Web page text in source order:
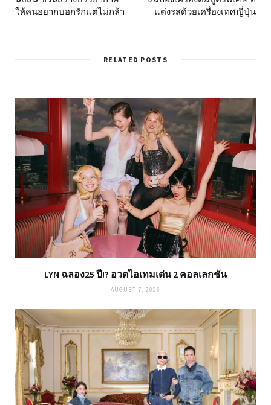
ให้คนอยากบอกรักแต่ไม่กล้า
แต่งรสด้วยเครื่องเทศญี่ปุ่น
RELATED POSTS
LYN ฉลอง25 ปี!? อวดไอเทมเด่น 2 คอลเลกชัน
AUGUST 7, 2026